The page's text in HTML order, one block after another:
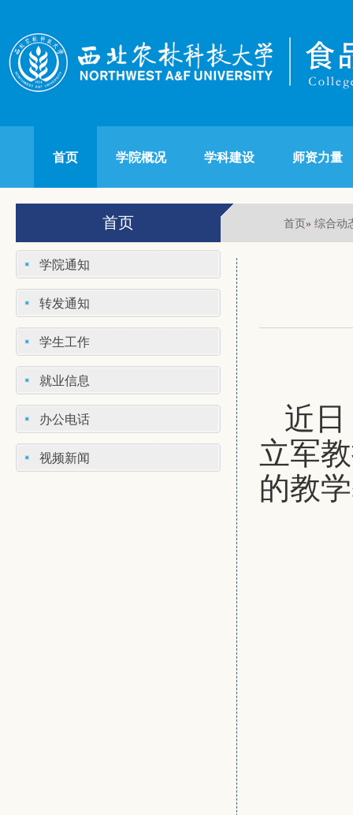
首页 学院概况 学科建设 师资力量
首页 首页» 综合动
学院通知
转发通知
学生工作
就业信息
办公电话
视频新闻
近
立军
的教